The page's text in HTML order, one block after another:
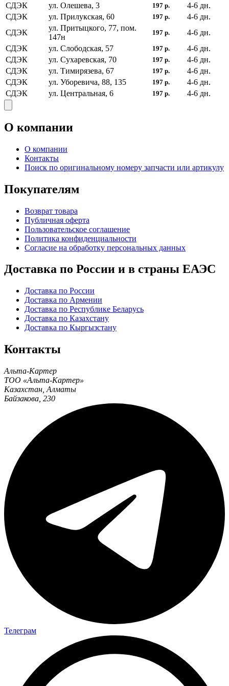
СДЭК
ул. Олешева, 3 197 р. 4-6 дн.
СДЭК
ул. Прилукская, 60 197 р. 4-6 дн.
СДЭК
ул. Притыцкого, 77, пом.
147н
197 р. 4-6 дн.
СДЭК
ул. Слободская, 57 197 р. 4-6 дн.
СДЭК
ул. Сухаревская, 70 197 р. 4-6 дн.
СДЭК
ул. Тимирязева, 67 197 р. 4-6 дн.
СДЭК
ул. Уборевича, 88, 135 197 р. 4-6 дн.
СДЭК
ул. Центральная, 6 197 р. 4-6 дн.
О компании
О компании
Контакты
Поиск по оригинальному номеру запчасти или артикулу
Покупателям
Возврат товара
Публичная оферта
Пользовательское соглашение
Политика конфиденциальности
Согласие на обработку персональных данных
Доставка по России и в страны ЕАЭС
Доставка по России
Доставка по Армении
Доставка по Республике Беларусь
Доставка по Казахстану
Доставка по Кыргызстану
Контакты
Альта-Картер
ТОО «Альта-Картер»
Казахстан Алматы
Байзакова, 230
Телеграм